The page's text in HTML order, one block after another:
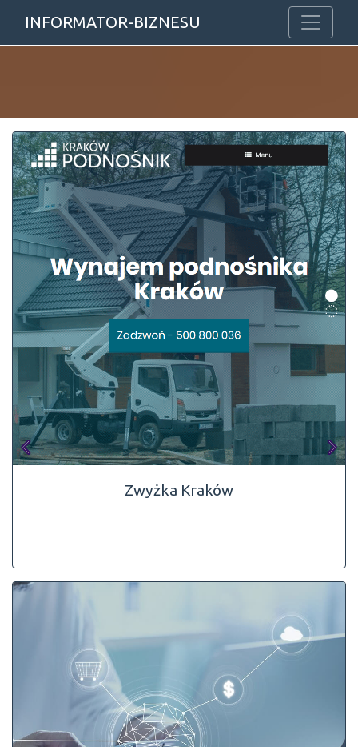
INFORMATOR-BIZNESU
Zwyżka Kraków